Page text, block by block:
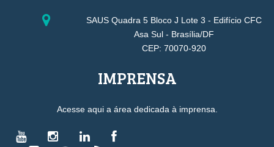
SAUS Quadra 5 Bloco J Lote 3 - Edifício CFC
Asa Sul - Brasília/DF
CEP: 70070-920
IMPRENSA
Acesse aqui a área dedicada à imprensa.